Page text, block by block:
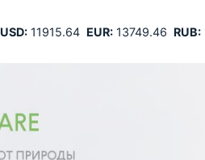
USD:11915.64 EUR:13749.46 RUB: